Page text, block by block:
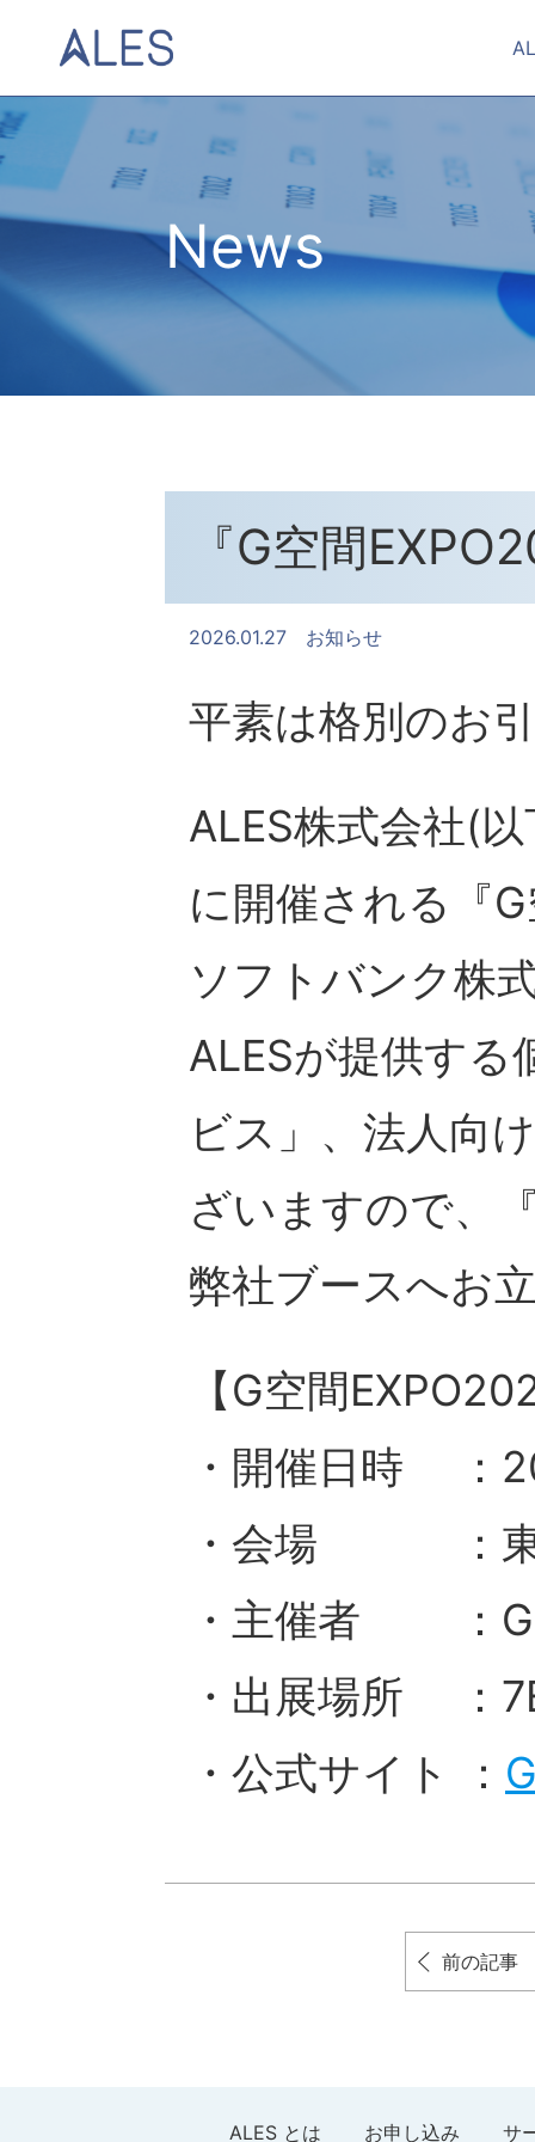
News
『G空間
2026.01.27 お知らせ
平素は格別のお
ALES株式会社(
に開催される『
ソフトバンク株
ALESが提供する
ビス」、法人向
ざいますので、
弊社ブースへお
【G空間
・開催日時 ：
・会場 ：東
・主催者 ：G
・出展場所 ：
・公式サイト ：
前の記事
ALES とは お申し込み サ